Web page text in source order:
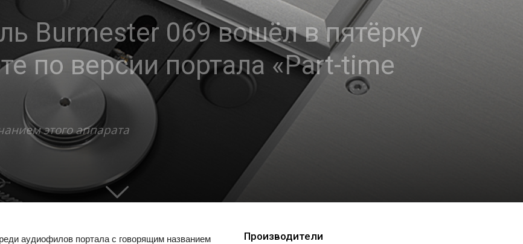
Burmester 069 вошёл в пятёрку
по версии портала «Part-time
этого аппарата
аудиофилов портала с говорящим названием
Производители